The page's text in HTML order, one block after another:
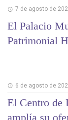
7 de agosto de
El Palacio
Patrimonial
6 de agosto de
El Centro de
amplía su